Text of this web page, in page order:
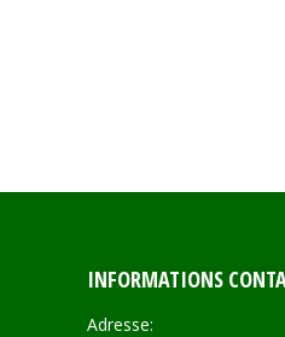
INFORMATIONS
Adresse: